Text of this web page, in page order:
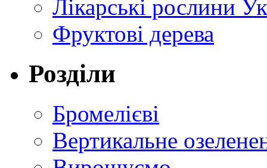
Лікарські рослини
Фруктові дерева
Розділи
Бромелієві
Вертикальне